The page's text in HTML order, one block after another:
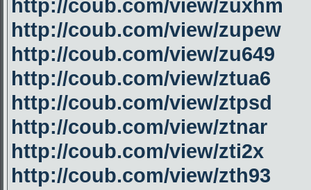
http://coub.com/view/zuxhm
http://coub.com/view/zupew
http://coub.com/view/zu649
http://coub.com/view/ztua6
http://coub.com/view/ztpsd
http://coub.com/view/ztnar
http://coub.com/view/zti2x
http://coub.com/view/zth93